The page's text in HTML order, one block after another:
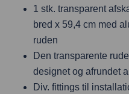
1 stk. transparent
bred x 59,4 cm med
ruden
Den transparente
designet og afrundet
Div. fittings til